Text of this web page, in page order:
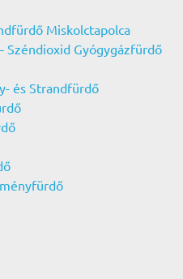
Miskolctapolca
Széndioxid Gyógygázfürdő
és Strandfürdő